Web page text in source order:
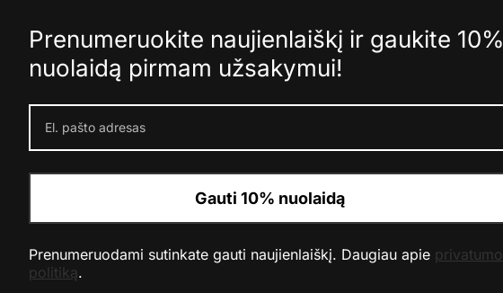
Prenumeruokite naujienlaiškį ir gaukite 10%
nuolaidą pirmam užsakymui!
Gauti 10% nuolaidą
Prenumeruodami sutinkate gauti naujienlaiškį. Daugiau apie privatumo
politiką.